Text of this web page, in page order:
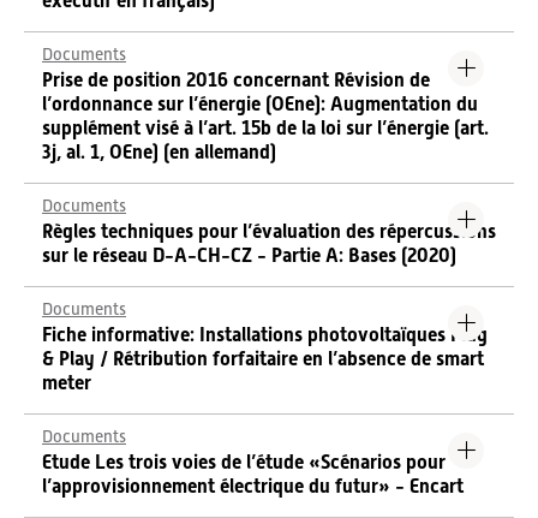
Documents
Prise de position 2016 concernant Révision de
l’ordonnance sur l’énergie (OEne): Augmentation du
supplément visé à l’art. 15b de la loi sur l’énergie (art.
3j, al. 1, OEne) (en allemand)
Documents
Règles techniques pour l’évaluation des répercussions
sur le réseau D-A-CH-CZ - Partie A: Bases (2020)
Documents
Fiche informative: Installations photovoltaïques Plug
& Play / Rétribution forfaitaire en l’absence de smart
meter
Documents
Etude Les trois voies de l’étude «Scénarios pour
l’approvisionnement électrique du futur» - Encart